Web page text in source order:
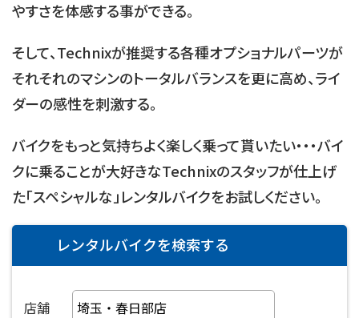
やすさを体感する事ができる。
そして、Technixが推奨する各種オプショナルパーツが
それそれのマシンのトータルバランスを更に高め、ライ
ダーの感性を刺激する。
バイクをもっと気持ちよく楽しく乗って貰いたい・・・バイ
クに乗ることが大好きなTechnixのスタッフが仕上げ
た「スペシャルな」レンタルバイクをお試しください。
レンタルバイクを検索する
店舗